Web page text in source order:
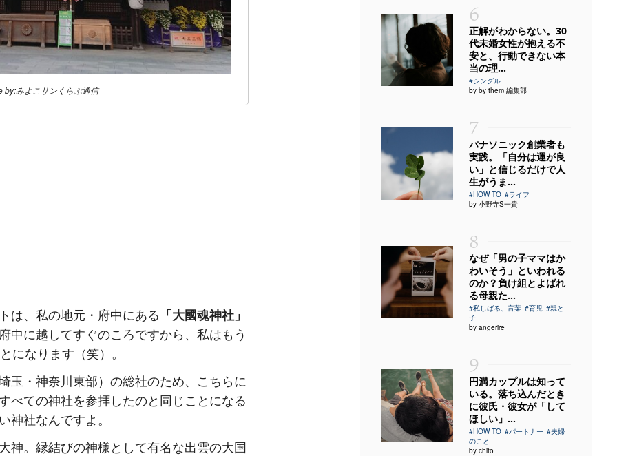
by:みよこサンくらぶ通信
は、私の地元・府中にある 「大國魂神社」
中に越してすぐのころですから、私はもう
になります（笑）。
玉・神奈川東部）の総社のため、こちらに
べての神社を参拝したのと同じことになる
神社なんですよ。
神。縁結びの神様として有名な出雲の大国
6
正解がわからない。30
代未婚女性が抱える不
安と、行動できない本
当の理...
#シングル
by by them 編集部
7
パナソニック創業者も
実践。「自分は運が良
い」と信じるだけで人
生がうま...
#HOW TO #ライフ
by 小野寺S一貴
8
なぜ「男の子ママはか
わいそう」といわれる
のか？負け組とよばれ
る母親た...
#私しばる、言葉 #育児 #親と
子
by angerire
9
円満カップルは知って
いる。落ち込んだとき
に彼氏・彼女が「して
ほしい」...
#HOW TO #パートナー #夫婦
のこと
by chito